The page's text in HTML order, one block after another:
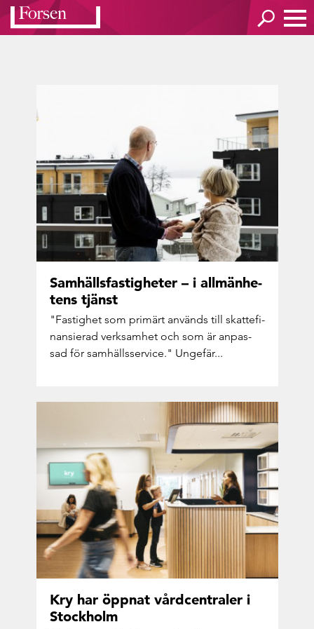
Sam­hälls­fas­tig­he­ter – i all­män­he­
tens tjänst
"Fas­tig­het som pri­märt an­vänds till skat­te­fi­
nan­si­e­rad verk­sam­het och som är an­pas­
sad för sam­hälls­ser­vice." Un­ge­fär...
Kry har öpp­nat vård­cen­tra­ler i
Stock­holm